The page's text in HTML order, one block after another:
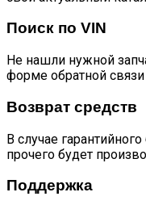
Поиск по VIN
Не нашли нужной
форме обратной
Возврат средств
В случае
прочего будет
Поддержка